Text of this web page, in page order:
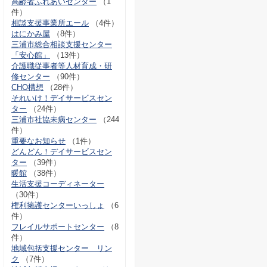
件）
相談支援事業所エール （4件）
はにかみ屋 （8件）
三浦市総合相談支援センター
「安心館」
（13件）
介護職従事者等人材育成・研
修センター （90件）
CHO構想 （28件）
それいけ！デイサービスセン
ター （24件）
三浦市社協未病センター （244
件）
重要なお知らせ （1件）
どんどん！デイサービスセン
ター （39件）
暖館 （38件）
生活支援コーディネーター
（30件）
権利擁護センターいっしょ
（6
件）
フレイルサポートセンター （8
件）
地域包括支援センター リン
ク
（7件）